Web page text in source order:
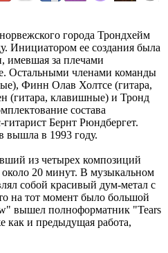
города Трондхейм
Инициатором ее создания была
имевшая за плечами
Остальными членами команды
Финн Олав Холтсе (гитара,
(гитара, клавишные) и Тронд
состава
Бернт Рюндбергет.
вышла в 1993 году.
из четырех композиций
20 минут. В музыкальном
собой красивый дум-метал с
на тот момент было большой
вышел полноформатник "Tears
как и предыдущая работа,